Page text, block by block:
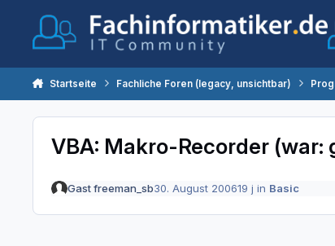
Startseite Fachliche Foren (legacy, unsichtbar)
VBA: Makro-Recorder
Gast freeman_sb30. August 200619 j in Basic